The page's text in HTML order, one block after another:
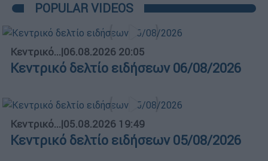
POPULAR VIDEOS
Κεντρικό...|06.08.2026 20:05
Κεντρικό δελτίο ειδήσεων 06/08/2026
Κεντρικό...|05.08.2026 19:49
Κεντρικό δελτίο ειδήσεων 05/08/2026